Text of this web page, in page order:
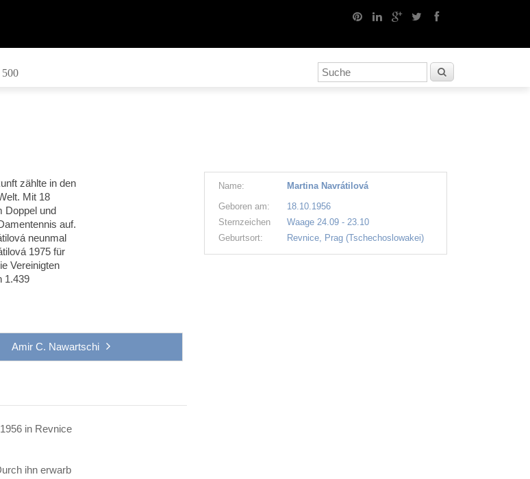
zählte in den
Mit 18
Doppel und
auf.
neunmal
1975 für
Vereinigten
1.439
Amir C. Nawartschi
in Revnice
ihn erwarb
Name:
Martina Navrátilová
Geboren am:
18.10.1956
Sternzeichen
Waage 24.09 - 23.10
Geburtsort:
Revnice, Prag (Tschechoslowakei)